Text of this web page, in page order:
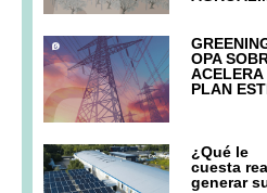
OPA
ACELERA
PLAN
¿Qué le
cuesta
generar